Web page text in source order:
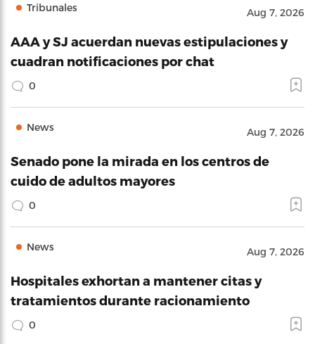
Tribunales Aug 7, 2026
AAA y SJ acuerdan nuevas estipulaciones y
cuadran notificaciones por chat
0
News Aug 7, 2026
Senado pone la mirada en los centros de
cuido de adultos mayores
0
News Aug 7, 2026
Hospitales exhortan a mantener citas y
tratamientos durante racionamiento
0